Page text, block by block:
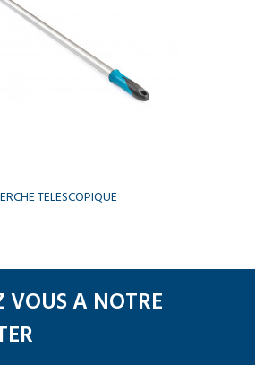
TELESCOPIQUE
VOUS A NOTRE